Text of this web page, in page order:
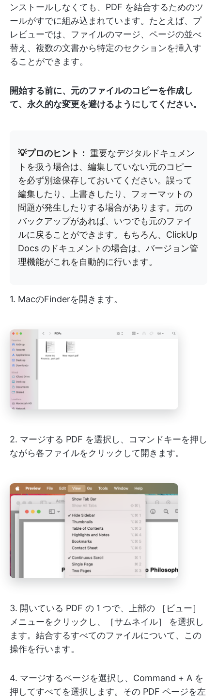
ンストールしなくても、PDF を結合するためのツ
ールがすでに組み込まれています。たとえば、プ
レビューでは、ファイルのマージ、ページの並べ
替え、複数の文書から特定のセクションを挿入す
ることができます。
開始する前に、元のファイルのコピーを作成し
て、永久的な変更を避けるようにしてください。
💡プロのヒント： 重要なデジタルドキュメン
トを扱う場合は、編集していない元のコピー
を必ず別途保存しておいてください。誤って
編集したり、上書きしたり、フォーマットの
問題が発生したりする場合があります。元の
バックアップがあれば、いつでも元のファイ
ルに戻ることができます。もちろん、ClickUp
Docs のドキュメントの場合は、バージョン管
理機能がこれを自動的に行います。
1. MacのFinderを開きます。
2. マージする PDF を選択し、コマンドキーを押し
ながら各ファイルをクリックして開きます。
3. 開いている PDF の 1 つで、上部の ［ビュー］
メニューをクリックし、［サムネイル］ を選択し
ます。結合するすべてのファイルについて、この
操作を行います。
4. マージするページを選択し、Command + A を
押してすべてを選択します。その PDF ページを左